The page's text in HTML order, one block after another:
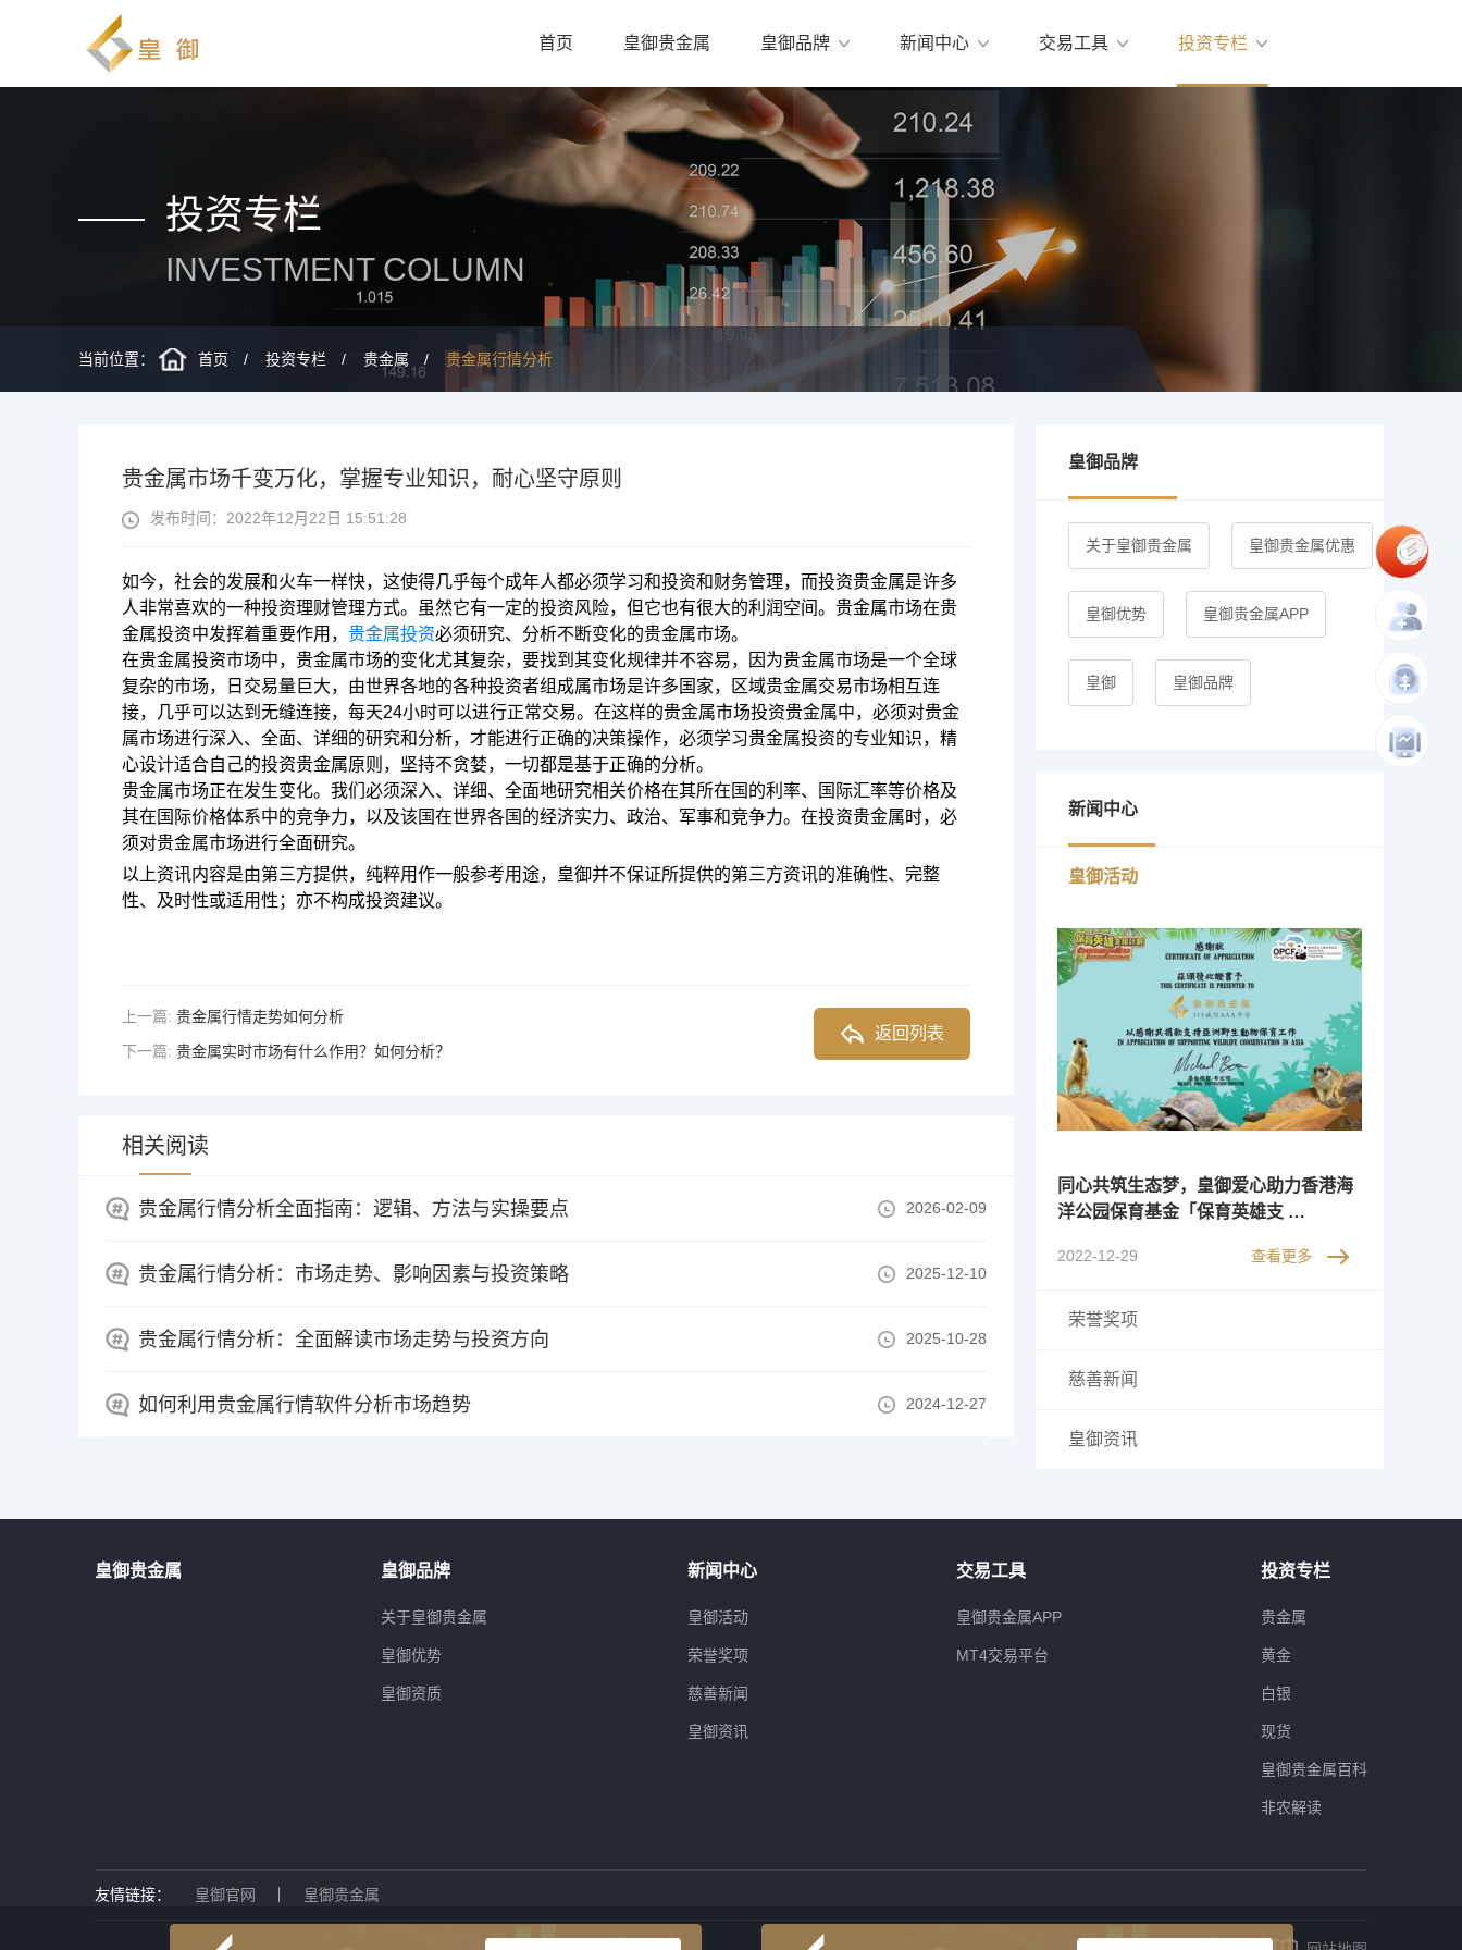
首页 皇御贵金属 皇御品牌 新闻中心 交易工具 投资专栏
投资专栏
INVESTMENT COLUMN
当前位置： 首页 投资专栏 贵金属 贵金属行情分析
贵金属市场千变万化，掌握专业知识，耐心坚守原则
发布时间：2022年12月22日 15:51:28
如今，社会的发展和火车一样快，这使得几乎每个成年人都必须学习和投资和财务管理，而投资贵金属是许多
人非常喜欢的一种投资理财管理方式。虽然它有一定的投资风险，但它也有很大的利润空间。贵金属市场在贵
金属投资中发挥着重要作用， 贵金属投资必须研究、分析不断变化的贵金属市场。
在贵金属投资市场中，贵金属市场的变化尤其复杂，要找到其变化规律并不容易，因为贵金属市场是一个全球
复杂的市场，日交易量巨大，由世界各地的各种投资者组成属市场是许多国家，区域贵金属交易市场相互连
接，几乎可以达到无缝连接，每天24小时可以进行正常交易。在这样的贵金属市场投资贵金属中，必须对贵金
属市场进行深入、全面、详细的研究和分析，才能进行正确的决策操作，必须学习贵金属投资的专业知识，精
心设计适合自己的投资贵金属原则，坚持不贪婪，一切都是基于正确的分析。
贵金属市场正在发生变化。我们必须深入、详细、全面地研究相关价格在其所在国的利率、国际汇率等价格及
其在国际价格体系中的竞争力，以及该国在世界各国的经济实力、政治、军事和竞争力。在投资贵金属时，必
须对贵金属市场进行全面研究。
以上资讯内容是由第三方提供，纯粹用作一般参考用途，皇御并不保证所提供的第三方资讯的准确性、完整
性、及时性或适用性；亦不构成投资建议。
上一篇: 贵金属行情走势如何分析
下一篇: 贵金属实时市场有什么作用？如何分析？
返回列表
相关阅读
贵金属行情分析全面指南：逻辑、方法与实操要点 2026-02-09
贵金属行情分析：市场走势、影响因素与投资策略 2025-12-10
贵金属行情分析：全面解读市场走势与投资方向 2025-10-28
如何利用贵金属行情软件分析市场趋势 2024-12-27
皇御品牌
关于皇御贵金属 皇御贵金属优惠
皇御优势 皇御贵金属APP
皇御 皇御品牌
新闻中心
皇御活动
同心共筑生态梦，皇御爱心助力香港海
洋公园保育基金「保育英雄支 …
2022-12-29 查看更多
荣誉奖项
慈善新闻
皇御资讯
皇御贵金属 皇御品牌
关于皇御贵金属
皇御优势
皇御资质
新闻中心
皇御活动
荣誉奖项
慈善新闻
皇御资讯
交易工具
皇御贵金属APP
MT4交易平台
投资专栏
贵金属
黄金
白银
现货
皇御贵金属百科
非农解读
友情链接： 皇御官网 皇御贵金属